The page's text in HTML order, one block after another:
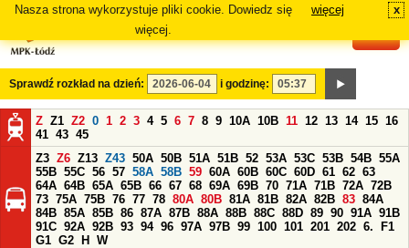
Nasza strona wykorzystuje pliki cookie. Dowiedz się
więcej.
więcej x
Sprawdź rozkład na dzień: i godzinę:
Z Z1 Z2 0 1 2 3 4 5 6 7 8 9 10A 10B 11 12 13 14 15 16
41 43 45
Z3 Z6 Z13 Z43 50A 50B 51A 51B 52 53A 53C 53B 54B 55A
55B 55C 56 57 58A 58B 59 60A 60B 60C 60D 61 62 63
64A 64B 65A 65B 66 67 68 69A 69B 70 71A 71B 72A 72B
73 75A 75B 76 77 78 80A 80B 81A 81B 82A 82B 83 84A
84B 85A 85B 86 87A 87B 88A 88B 88C 88D 89 90 91A 91B
91C 92A 92B 93 94 96 97A 97B 99 100 101 201 202 6.
F1
G1 G2 H
W